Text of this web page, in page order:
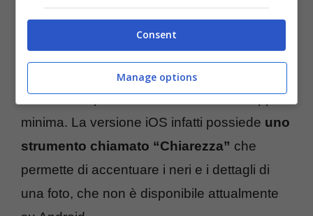
utilizzare l’app su diversi dispositivi. Se le
due app a primo impatto ci sembrano
identiche, è presente una differenza, seppur
minima. La versione iOS infatti possiede uno
strumento chiamato “Chiarezza” che
permette di accentuare i neri e i dettagli di
una foto, che non è disponibile attualmente
Consent
Manage options